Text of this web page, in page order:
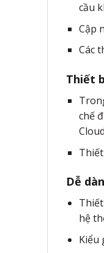
cầu
Cập
Các
Thiết
chế
Dễ
hệ
Kiểu